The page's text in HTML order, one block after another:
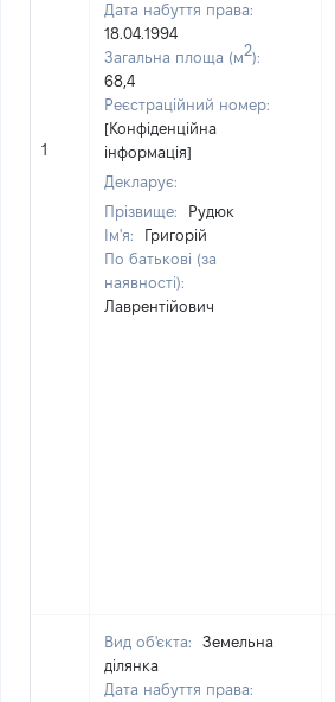
1
Дата набуття права:
18.04.1994
Загальна площа (м2):
68,4
Реєстраційний номер:
[Конфіденційна
інформація]
Декларує:
Прізвище:
Рудюк
Ім'я:
Григорій
По батькові (за
наявності):
Лаврентійович
Вид об'єкта:
Земельна
ділянка
Дата набуття права: